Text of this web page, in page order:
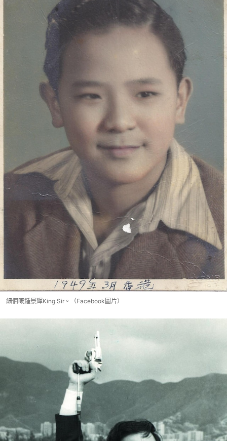
細個嘅鍾景輝King Sir。（Facebook圖片）